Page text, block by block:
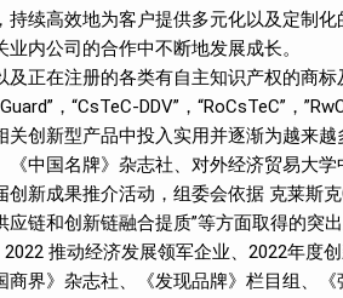
持续高效地为客户提供多元化以及定制
内公司的合作中不断地发展成长。
正在注册的各类有自主知识产权的商标
，“CsTeC-DDV”，“RoCsTeC”，
关创新型产品中投入实用并逐渐为越来
中国名牌》杂志社、对外经济贸易大
新成果推介活动，组委会依据 克莱斯
链和创新链融合提质”等方面取得的突
推动经济发展领军企业、2022年度
商界》杂志社、《发现品牌》栏目组、